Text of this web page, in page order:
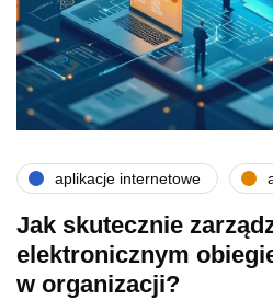
aplikacje internetowe
Jak skutecznie
elektronicznym
w organizacji?